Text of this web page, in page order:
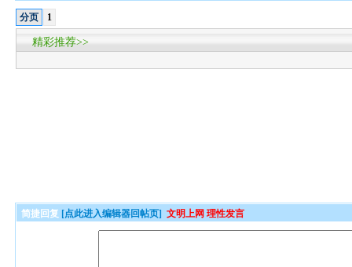
分页 1
精彩推荐>>
简捷回复 [点此进入编辑器回帖页] 文明上网 理性发言